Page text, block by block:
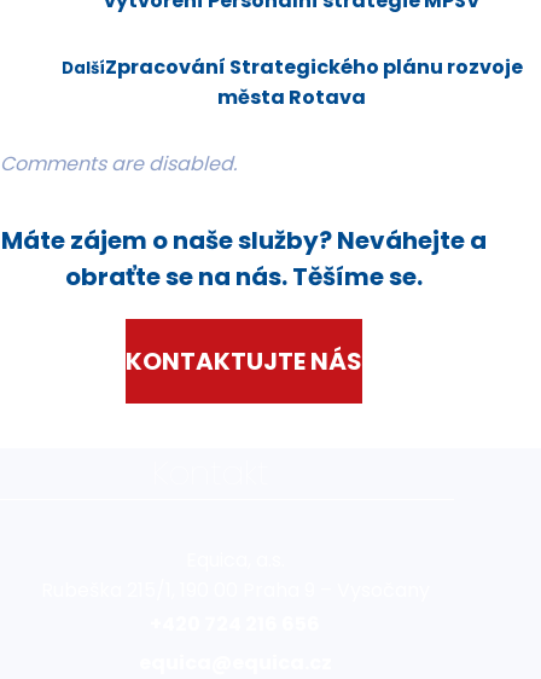
DalšíZpracování Strategického plánu rozvoje
města Rotava
Comments are disabled.
Máte zájem o naše služby? Neváhejte a
obraťte se na nás. Těšíme se.
KONTAKTUJTE NÁS